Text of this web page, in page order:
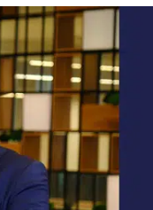
Bursa
Çanakkale
Çankırı
Çorum
Denizli
Diyarbakır